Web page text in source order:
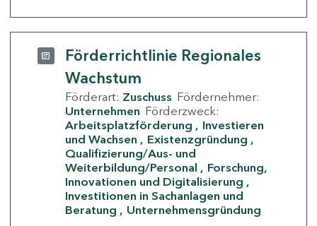
Förderrichtlinie Regionales
Wachstum
Förderart: Zuschuss Fördernehmer:
Unternehmen Förderzweck:
Arbeitsplatzförderung
Investieren
und Wachsen
Existenzgründung
Qualifizierung/Aus- und
Weiterbildung/Personal
Forschung,
Innovationen und Digitalisierung
Investitionen in Sachanlagen und
Beratung
Unternehmensgründung